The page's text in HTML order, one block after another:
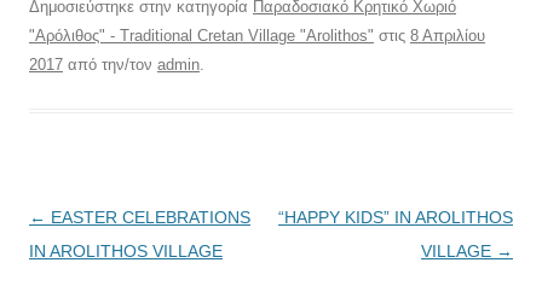
Δημοσιεύστηκε στην κατηγορία Παραδοσιακό Κρητικό Χωριό
"Αρόλιθος" - Traditional Cretan Village "Arolithos" στις 8 Απριλίου
2017 από την/τον admin.
Πλοήγηση
άρθρων
← EASTER CELEBRATIONS
IN AROLITHOS VILLAGE
“HAPPY KIDS” IN AROLITHOS
VILLAGE →